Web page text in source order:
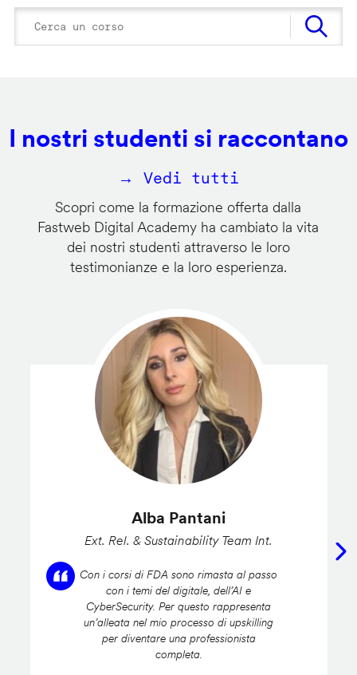
I nostri studenti si raccontano
→ Vedi tutti
Scopri come la formazione offerta dalla
Fastweb Digital Academy ha cambiato la vita
dei nostri studenti attraverso le loro
testimonianze e la loro esperienza.
Alba Pantani
Ext. Rel. & Sustainability Team Int.
Con i corsi di FDA sono rimasta al passo
con i temi del digitale, dell’AI e
CyberSecurity. Per questo rappresenta
un’alleata nel mio processo di upskilling
per diventare una professionista
completa.